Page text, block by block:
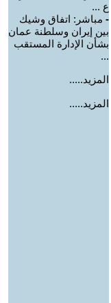
ع ...
- مباشر: اتفاق وشيك
بين إيران وسلطنة عمان
بشأن الإدارة المستقب
...
المزيد.....
المزيد.....